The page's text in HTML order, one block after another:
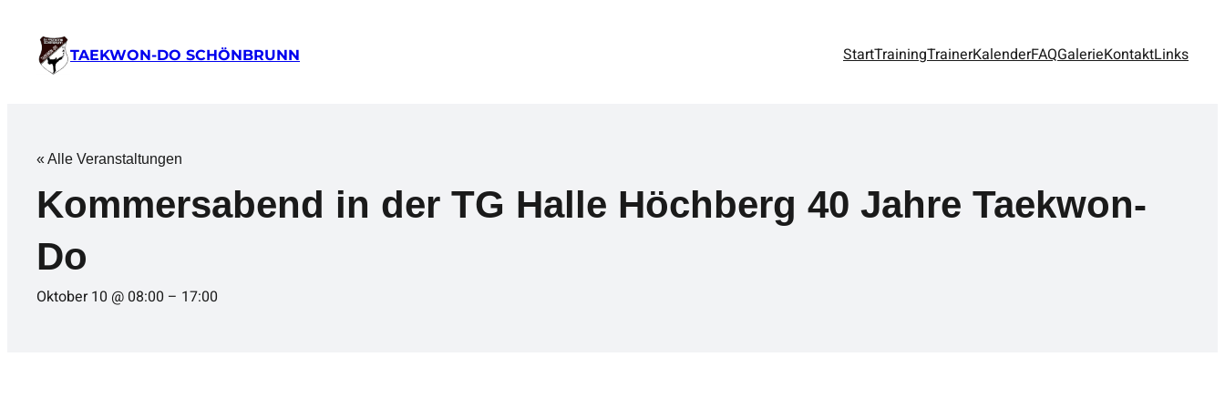
TAEKWON-DO SCHÖNBRUNN StartTrainingTrainerKalenderFAQGalerieKontaktLinks
« Alle Veranstaltungen
Kommersabend in der TG Halle Höchberg 40 Jahre Taekwon-
Do
Oktober 10 @ 08:00 – 17:00